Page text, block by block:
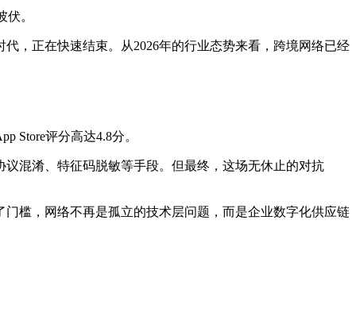
。
，正在快速结束。从2026年的行业态势来看，跨境网络已经
Store评分高达4.8分。
混淆、特征码脱敏等手段。但最终，这场无休止的对抗
槛，网络不再是孤立的技术层问题，而是企业数字化供应链